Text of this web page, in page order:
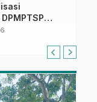
Aplikasi